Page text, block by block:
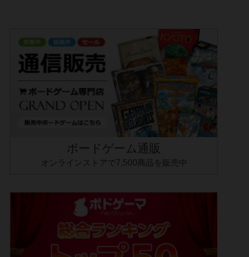
む時間や参加者へのルール説明時間は含まれていないため、初めて
タジー・クッキング・海賊同士の対決など、ゲームコンセプトを絞
ている方向けの絞込機能です。例えば「ダイスロール」はランダ
ボードゲーム通販
オンラインストアで7,500商品を販売中